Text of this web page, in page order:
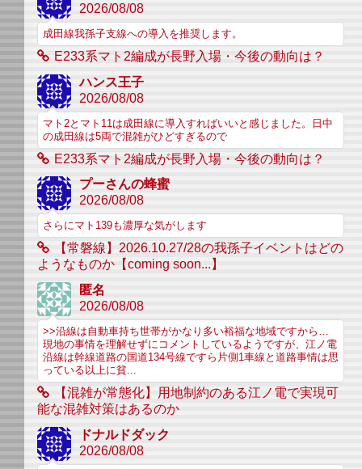
2026/08/08
成田線我孫子支線への導入を推奨します。
E233系マト2編成が長野入場・今後の動向は？
ハンス王子
2026/08/08
マト2とマト11は成田線に導入すればいいと感じました。日中
の成田線は5両で混雑がひどすぎるので
E233系マト2編成が長野入場・今後の動向は？
プーさんの蜂蜜
2026/08/08
さらにマト139も濃厚な気がします
【常磐線】2026.10.27/28の我孫子イベントはどの
ようなものか【coming soon...】
匿名
2026/08/08
>>沿線は自動車持ち世帯がかなり多い裕福な地域ですから…
現地の事情を理解せずにコメントしているようですが、江ノ電
沿線は幹線道路の国道134号線ですら片側1車線と道路事情は思
っている以上に貧...
【混雑が常態化】用地制約のある江ノ電で実現可
能な混雑対策はあるのか
ドナルドダック
2026/08/08